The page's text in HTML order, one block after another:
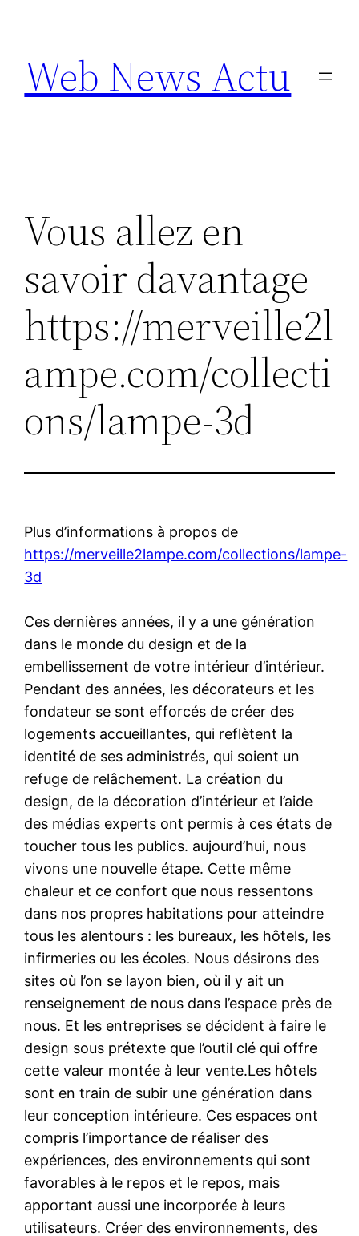
contenu
Web News Actu
Vous allez en
savoir davantage
https://merveille2l
ampe.com/collecti
ons/lampe-3d
Plus d’informations à propos de
https://merveille2lampe.com/collections/lampe-
3d
Ces dernières années, il y a une génération
dans le monde du design et de la
embellissement de votre intérieur d’intérieur.
Pendant des années, les décorateurs et les
fondateur se sont efforcés de créer des
logements accueillantes, qui reflètent la
identité de ses administrés, qui soient un
refuge de relâchement. La création du
design, de la décoration d’intérieur et l’aide
des médias experts ont permis à ces états de
toucher tous les publics. aujourd’hui, nous
vivons une nouvelle étape. Cette même
chaleur et ce confort que nous ressentons
dans nos propres habitations pour atteindre
tous les alentours : les bureaux, les hôtels, les
infirmeries ou les écoles. Nous désirons des
sites où l’on se layon bien, où il y ait un
renseignement de nous dans l’espace près de
nous. Et les entreprises se décident à faire le
design sous prétexte que l’outil clé qui offre
cette valeur montée à leur vente.Les hôtels
sont en train de subir une génération dans
leur conception intérieure. Ces espaces ont
compris l’importance de réaliser des
expériences, des environnements qui sont
favorables à le repos et le repos, mais
apportant aussi une incorporée à leurs
utilisateurs. Créer des environnements, des